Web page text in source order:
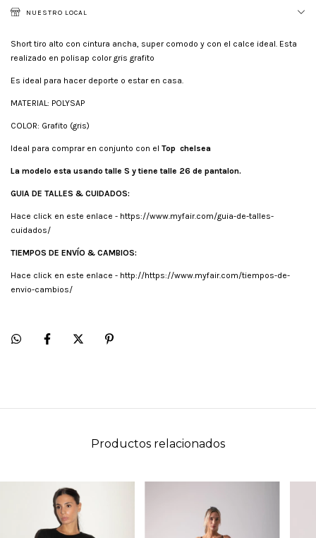
NUESTRO LOCAL
Short tiro alto con cintura ancha, super comodo y con el calce ideal. Esta
realizado en polisap color gris grafito
Es ideal para hacer deporte o estar en casa.
MATERIAL: POLYSAP
COLOR: Grafito (gris)
Ideal para comprar en conjunto con el Top chelsea
La modelo esta usando talle S y tiene talle 26 de pantalon.
GUIA DE TALLES & CUIDADOS:
Hace click en este enlace - https://www.myfair.com/guia-de-talles-
cuidados/
TIEMPOS DE ENVÍO & CAMBIOS:
Hace click en este enlace - http://https://www.myfair.com/tiempos-de-
envio-cambios/
Productos relacionados